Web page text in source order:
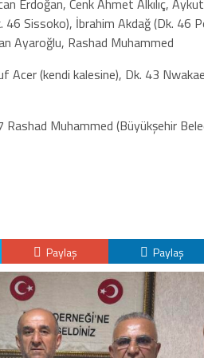
Erdoğan, Cenk Ahmet Alkılıç,
46 Sissoko), İbrahim Akdağ (Dk. 46
Ayaroğlu, Rashad Muhammed
Acer (kendi kalesine), Dk. 43
Rashad Muhammed (Büyükşehir
Paylaş Paylaş